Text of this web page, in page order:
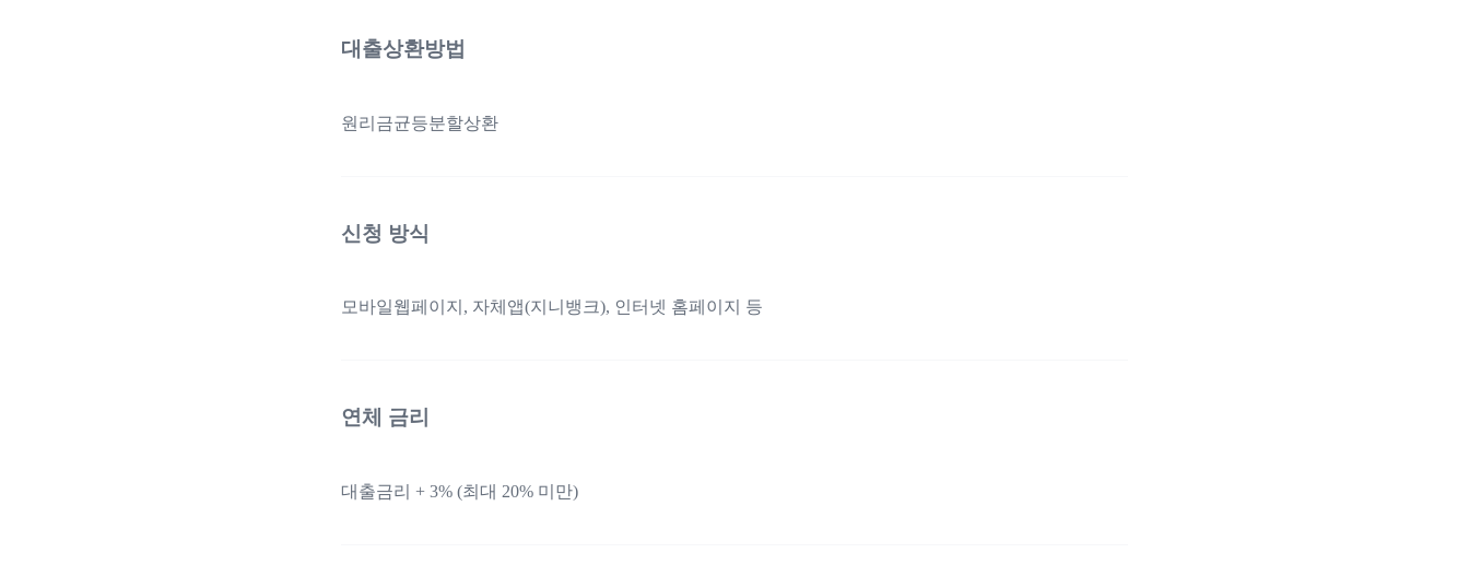
대출상환방법
원리금균등분할상환
신청 방식
모바일웹페이지, 자체앱(지니뱅크), 인터넷 홈페이지 등
연체 금리
대출금리 + 3% (최대 20% 미만)